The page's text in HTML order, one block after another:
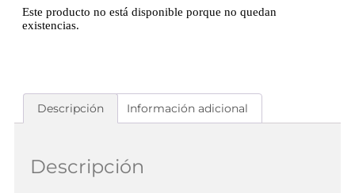
Este producto no está disponible porque no quedan
existencias.
Descripción Información adicional
Descripción